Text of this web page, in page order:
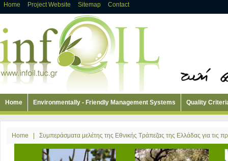
Home Project Website Sitemap Contact
Home Environmentally - Friendly Management Systems Quality
Home Συμπεράσματα μελέτης της Εθνικής Τράπεζας της Ελλάδας για τις